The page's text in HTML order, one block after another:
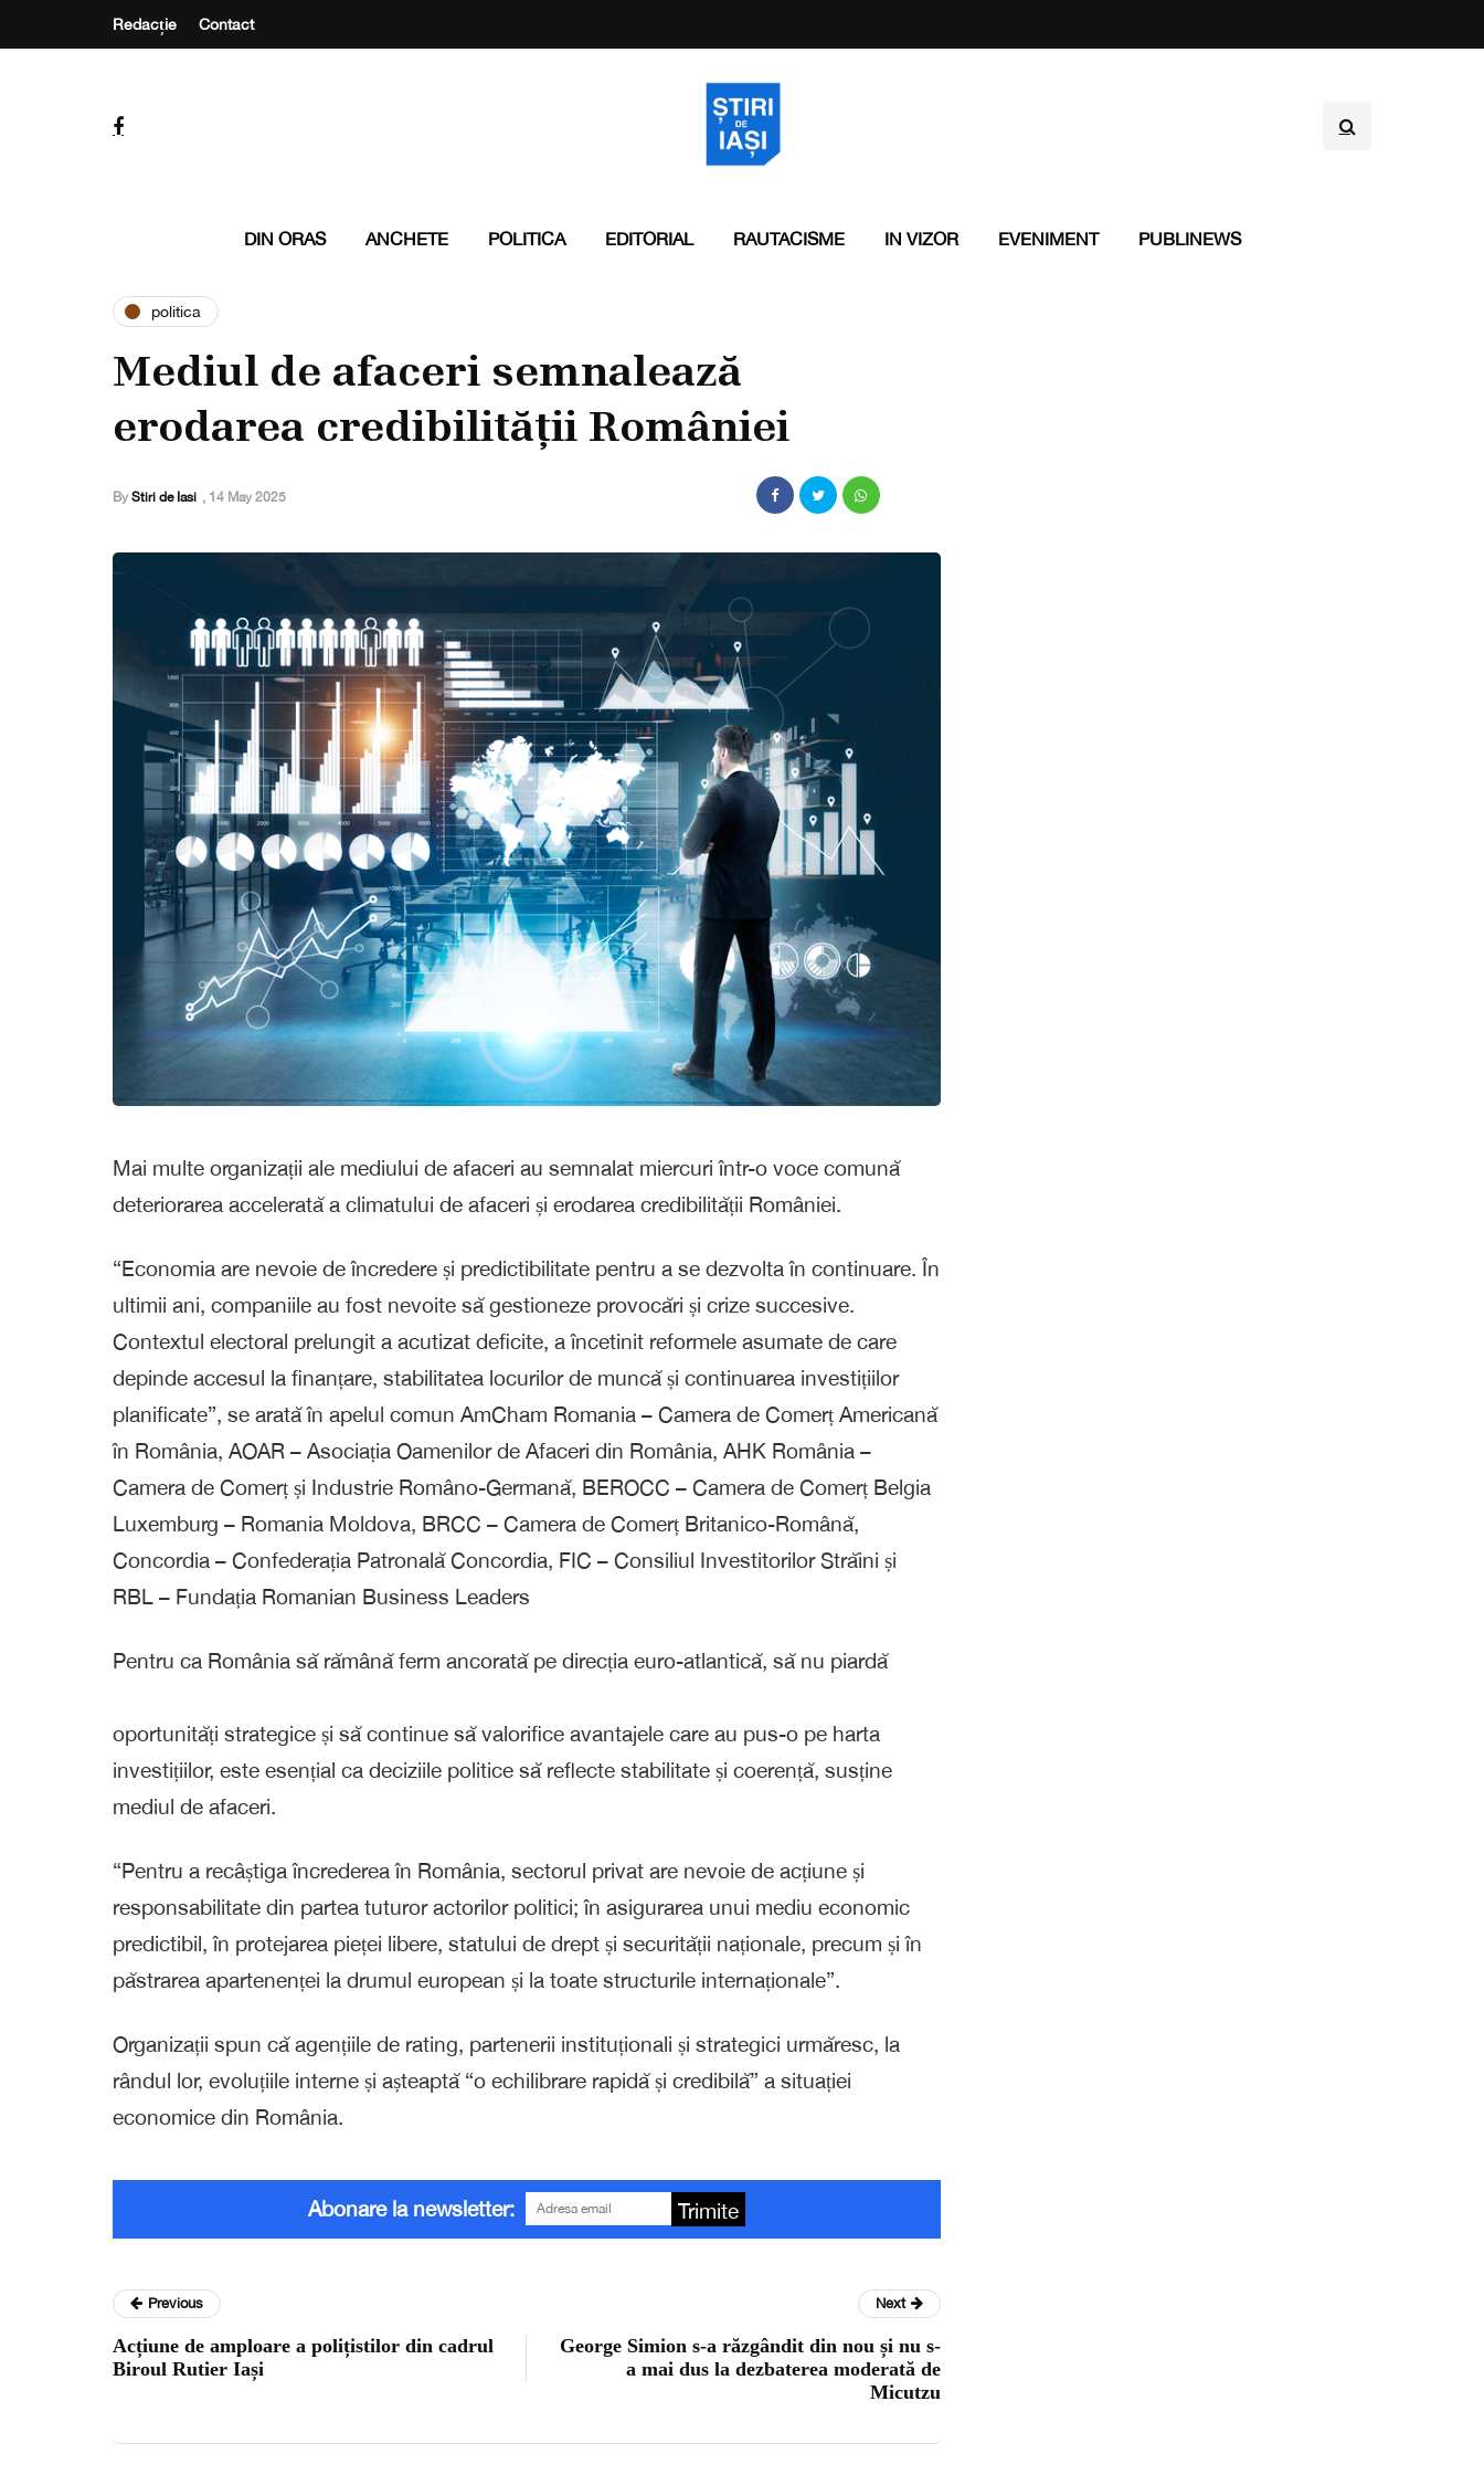
Redacție Contact
DIN ORAS ANCHETE POLITICA EDITORIAL RAUTACISME IN VIZOR EVENIMENT PUBLINEWS
politica
Mediul de afaceri semnalează
erodarea credibilității României
By Stiri de Iasi , 14 May 2025
Mai multe organizații ale mediului de afaceri au semnalat miercuri într-o voce comună
deteriorarea accelerată a climatului de afaceri și erodarea credibilității României.
“Economia are nevoie de încredere și predictibilitate pentru a se dezvolta în continuare. În
ultimii ani, companiile au fost nevoite să gestioneze provocări și crize succesive.
Contextul electoral prelungit a acutizat deficite, a încetinit reformele asumate de care
depinde accesul la finanțare, stabilitatea locurilor de muncă și continuarea investițiilor
planificate”, se arată în apelul comun AmCham Romania – Camera de Comerț Americană
în România, AOAR – Asociația Oamenilor de Afaceri din România, AHK România –
Camera de Comerț și Industrie Româno-Germană, BEROCC – Camera de Comerț Belgia
Luxemburg – Romania Moldova, BRCC – Camera de Comerț Britanico-Română,
Concordia – Confederația Patronală Concordia, FIC – Consiliul Investitorilor Străini și
RBL – Fundația Romanian Business Leaders
Pentru ca România să rămână ferm ancorată pe direcția euro-atlantică, să nu piardă
oportunități strategice și să continue să valorifice avantajele care au pus-o pe harta
investițiilor, este esențial ca deciziile politice să reflecte stabilitate și coerență, susține
mediul de afaceri.
“Pentru a recâștiga încrederea în România, sectorul privat are nevoie de acțiune și
responsabilitate din partea tuturor actorilor politici; în asigurarea unui mediu economic
predictibil, în protejarea pieței libere, statului de drept și securității naționale, precum și în
păstrarea apartenenței la drumul european și la toate structurile internaționale”.
Organizații spun că agențiile de rating, partenerii instituționali și strategici urmăresc, la
rândul lor, evoluțiile interne și așteaptă “o echilibrare rapidă și credibilă” a situației
economice din România.
Abonare la newsletter: Trimite
Previous
Acțiune de amploare a polițistilor din cadrul
Biroul Rutier Iași
Next
George Simion s-a răzgândit din nou și nu s-
a mai dus la dezbaterea moderată de
Micutzu